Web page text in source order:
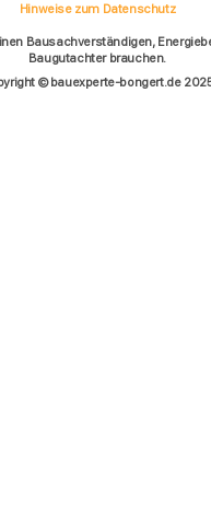
Hinweise zum Datenschutz
Bausachverständigen,
Baugutachter brauchen.
© bauexperte-bongert.de